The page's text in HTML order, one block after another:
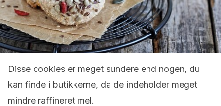
Disse cookies er meget sundere end nogen, du
kan finde i butikkerne, da de indeholder meget
mindre raffineret mel.